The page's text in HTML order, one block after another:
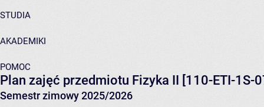
STUDIA
AKADEMIKI
POMOC
Plan zajęć przedmiotu Fizyka II [110-ETI-1S-
Semestr zimowy 2025/2026